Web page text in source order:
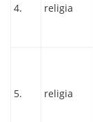
4. religia
5. religia